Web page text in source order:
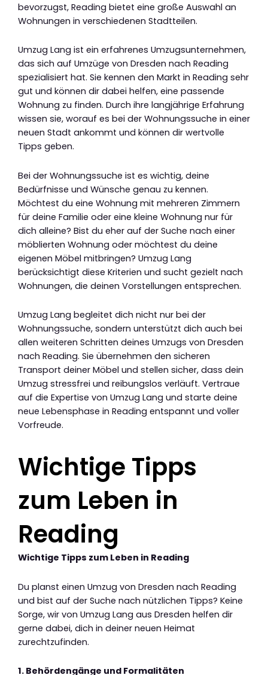
bevorzugst, Reading bietet eine große Auswahl an
Wohnungen in verschiedenen Stadtteilen.
Umzug Lang ist ein erfahrenes Umzugsunternehmen,
das sich auf Umzüge von Dresden nach Reading
spezialisiert hat. Sie kennen den Markt in Reading sehr
gut und können dir dabei helfen, eine passende
Wohnung zu finden. Durch ihre langjährige Erfahrung
wissen sie, worauf es bei der Wohnungssuche in einer
neuen Stadt ankommt und können dir wertvolle
Tipps geben.
Bei der Wohnungssuche ist es wichtig, deine
Bedürfnisse und Wünsche genau zu kennen.
Möchtest du eine Wohnung mit mehreren Zimmern
für deine Familie oder eine kleine Wohnung nur für
dich alleine? Bist du eher auf der Suche nach einer
möblierten Wohnung oder möchtest du deine
eigenen Möbel mitbringen? Umzug Lang
berücksichtigt diese Kriterien und sucht gezielt nach
Wohnungen, die deinen Vorstellungen entsprechen.
Umzug Lang begleitet dich nicht nur bei der
Wohnungssuche, sondern unterstützt dich auch bei
allen weiteren Schritten deines Umzugs von Dresden
nach Reading. Sie übernehmen den sicheren
Transport deiner Möbel und stellen sicher, dass dein
Umzug stressfrei und reibungslos verläuft. Vertraue
auf die Expertise von Umzug Lang und starte deine
neue Lebensphase in Reading entspannt und voller
Vorfreude.
Wichtige Tipps
zum Leben in
Reading
Wichtige Tipps zum Leben in Reading
Du planst einen Umzug von Dresden nach Reading
und bist auf der Suche nach nützlichen Tipps? Keine
Sorge, wir von Umzug Lang aus Dresden helfen dir
gerne dabei, dich in deiner neuen Heimat
zurechtzufinden.
1. Behördengänge und Formalitäten